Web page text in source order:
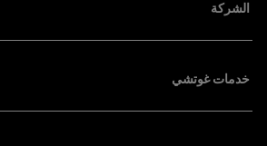
الشركة
خدمات غوتشي